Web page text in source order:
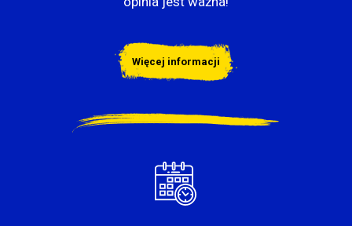
Więcej informacji